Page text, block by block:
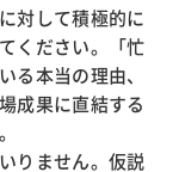
対して積極的に
ください。「忙
る本当の理由、
成果に直結する
りません。仮説